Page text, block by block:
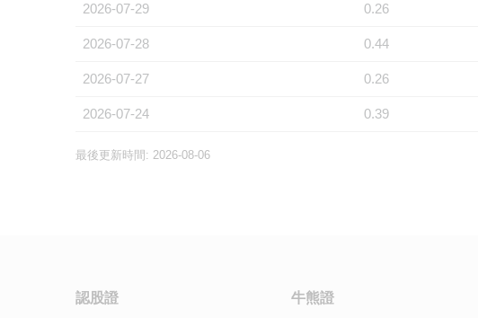
2026-07-29 0.26
2026-07-28 0.44
2026-07-27 0.26
2026-07-24 0.39
最後更新時間: 2026-08-06
認股證
牛熊證